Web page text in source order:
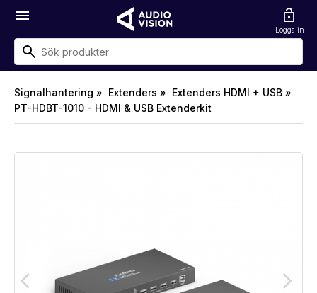
menu lock_open
Logga in
Signalhantering » Extenders » Extenders HDMI + USB »
PT-HDBT-1010 - HDMI & USB Extenderkit
arrow_back_ios arrow_forward_ios